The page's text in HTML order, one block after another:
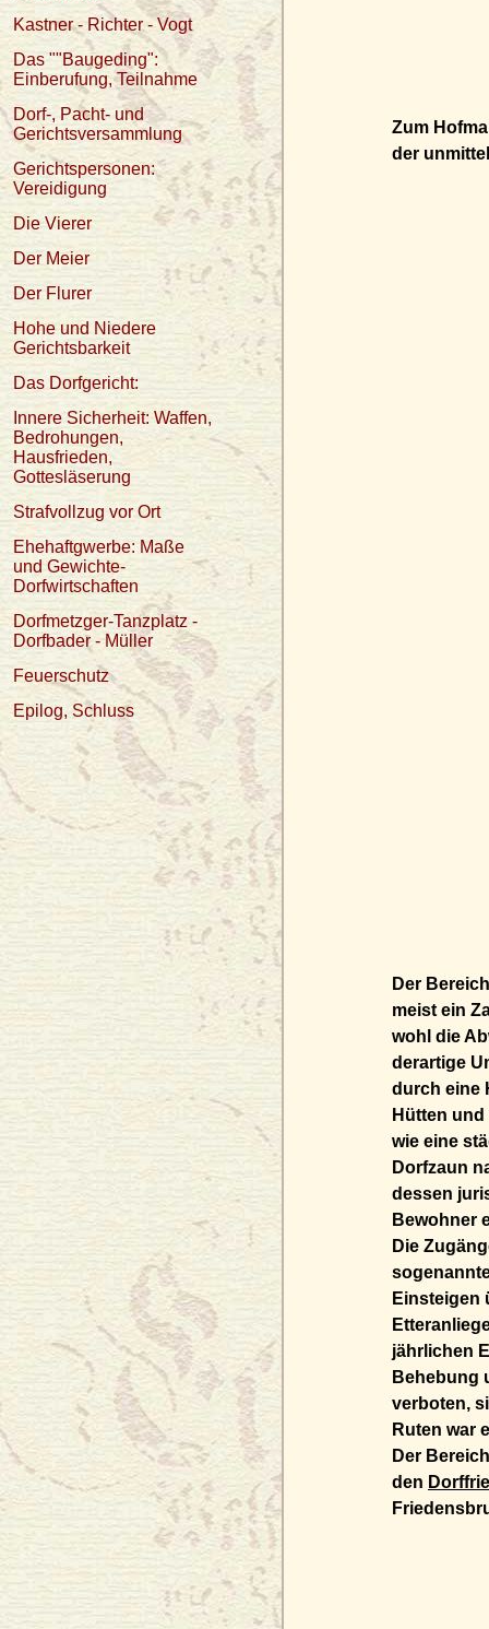
Der
meist ein
wohl die
derartige
durch eine
Hütten
wie eine
Dorfzaun
dessen
Bewohner
Die
Einsteigen
jährlichen
Behebung
verboten,
Ruten war
Der Bereich
den
Zum
der
Kastner - Richter - Vogt
Das ""Baugeding":
Einberufung, Teilnahme
Dorf-, Pacht- und
Gerichtsversammlung
Gerichtspersonen:
Vereidigung
Die Vierer
Der Meier
Der Flurer
Hohe und Niedere
Gerichtsbarkeit
Das Dorfgericht:
Innere Sicherheit: Waffen,
Bedrohungen,
Hausfrieden,
Gottesläserung
Strafvollzug vor Ort
Ehehaftgwerbe: Maße
und Gewichte-
Dorfwirtschaften
Dorfmetzger-Tanzplatz -
Dorfbader - Müller
Feuerschutz
Epilog, Schluss